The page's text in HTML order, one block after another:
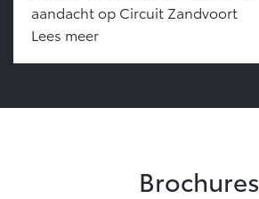
aandacht op Circuit Zandvoort
Lees meer
Brochures